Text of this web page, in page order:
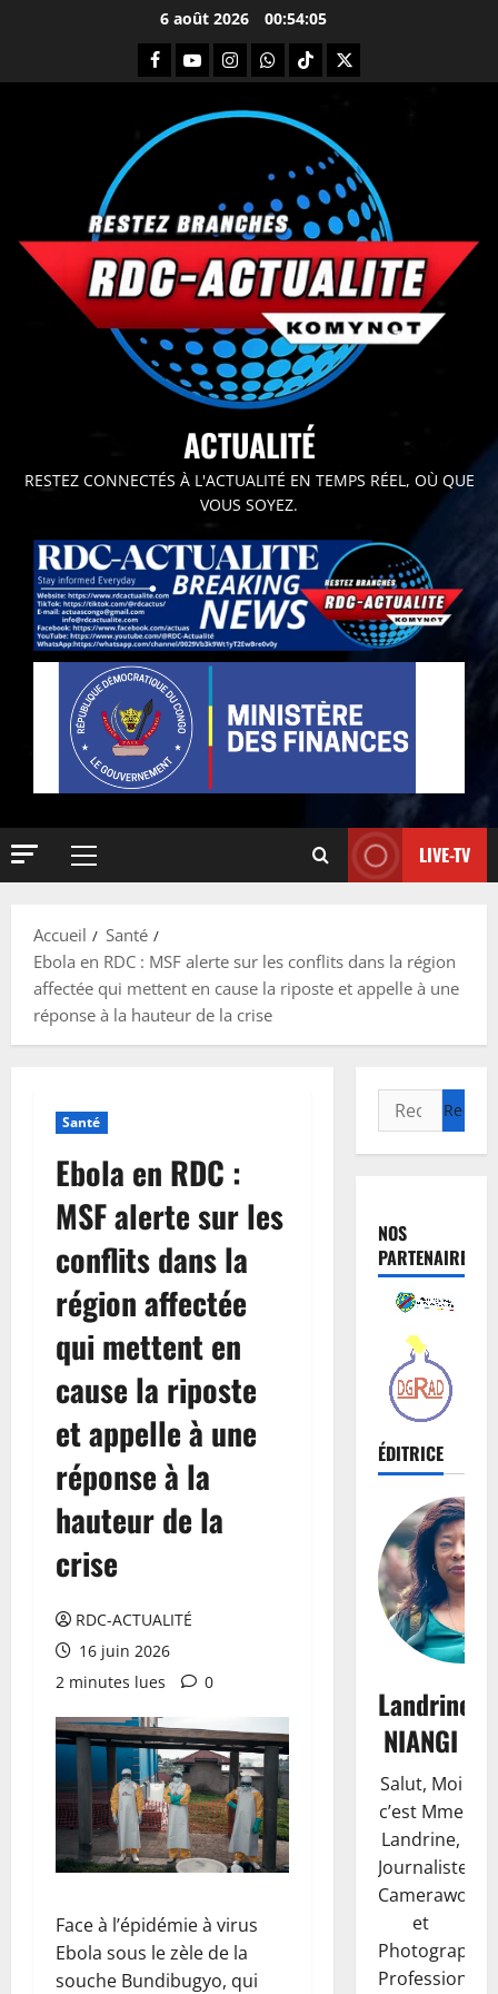
6 août 2026 00:54:06
ACTUALITÉ
RESTEZ CONNECTÉS À L'ACTUALITÉ EN TEMPS RÉEL, OÙ QUE
VOUS SOYEZ.
LIVE-TV
Accueil
Santé
Ebola en RDC : MSF alerte sur les conflits dans la région
affectée qui mettent en cause la riposte et appelle à une
réponse à la hauteur de la crise
Santé
Ebola en RDC :
MSF alerte sur les
conflits dans la
région affectée
qui mettent en
cause la riposte
et appelle à une
réponse à la
hauteur de la
crise
RDC-ACTUALITÉ
16 juin 2026
2 minutes lues
0
Face à l’épidémie à virus
Ebola sous le zèle de la
souche Bundibugyo, qui
NOS
PARTENAIRES
ÉDITRICE
Landrine
NIANGI
Salut, Moi
c’est Mme
Landrine,
Journaliste,
et
Photographe